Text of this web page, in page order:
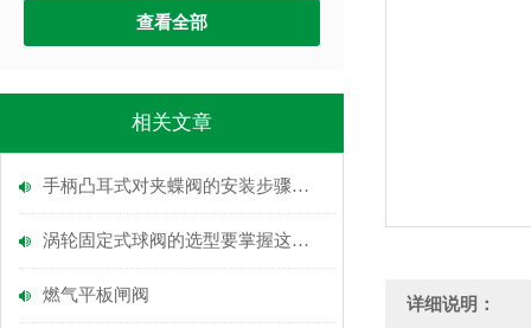
查看全部
相关文章
手柄凸耳式对夹蝶阀的安装步骤说明
涡轮固定式球阀的选型要掌握这些内容
燃气平板闸阀 详细说明：